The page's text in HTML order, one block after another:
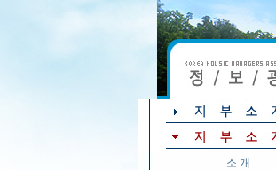
소 개